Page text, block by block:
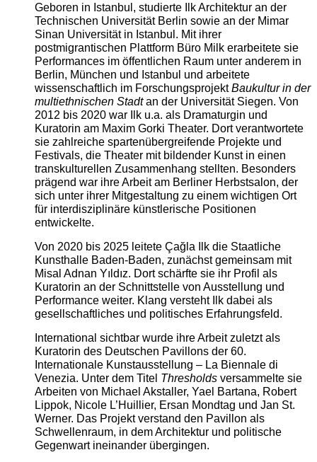
Geboren in Istanbul, studierte Ilk Architektur an der
Technischen Universität Berlin sowie an der Mimar
Sinan Universität in Istanbul. Mit ihrer
postmigrantischen Plattform Büro Milk erarbeitete sie
Performances im öffentlichen Raum unter anderem in
Berlin, München und Istanbul und arbeitete
wissenschaftlich im ForschungsprojektBaukultur in der
multiethnischen Stadtan der Universität Siegen. Von
2012 bis 2020 war Ilk u.a. als Dramaturgin und
Kuratorin am Maxim Gorki Theater. Dort verantwortete
sie zahlreiche spartenübergreifende Projekte und
Festivals, die Theater mit bildender Kunst in einen
transkulturellen Zusammenhang stellten. Besonders
prägend war ihre Arbeit am Berliner Herbstsalon, der
sich unter ihrer Mitgestaltung zu einem wichtigen Ort
für interdisziplinäre künstlerische Positionen
entwickelte.
Von 2020 bis 2025 leitete Çağla Ilk die Staatliche
Kunsthalle Baden-Baden, zunächst gemeinsam mit
Misal Adnan Yıldız. Dort schärfte sie ihr Profil als
Kuratorin an der Schnittstelle von Ausstellung und
Performance weiter. Klang versteht Ilk dabei als
gesellschaftliches und politisches Erfahrungsfeld.
International sichtbar wurde ihre Arbeit zuletzt als
Kuratorin des Deutschen Pavillons der 60.
Internationale Kunstausstellung – La Biennale di
Venezia. Unter dem Titel Thresholdsversammelte sie
Arbeiten von Michael Akstaller, Yael Bartana, Robert
Lippok, Nicole L’Huillier, Ersan Mondtag und Jan St.
Werner. Das Projekt verstand den Pavillon als
Schwellenraum, in dem Architektur und politische
Gegenwart ineinander übergingen.